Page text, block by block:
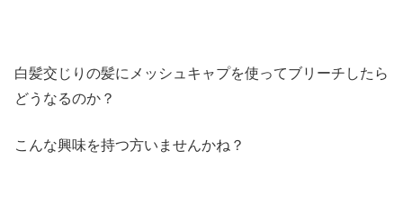
白髪交じりの髪にメッシュキャプを使ってブリーチしたら
どうなるのか？
こんな興味を持つ方いませんかね？